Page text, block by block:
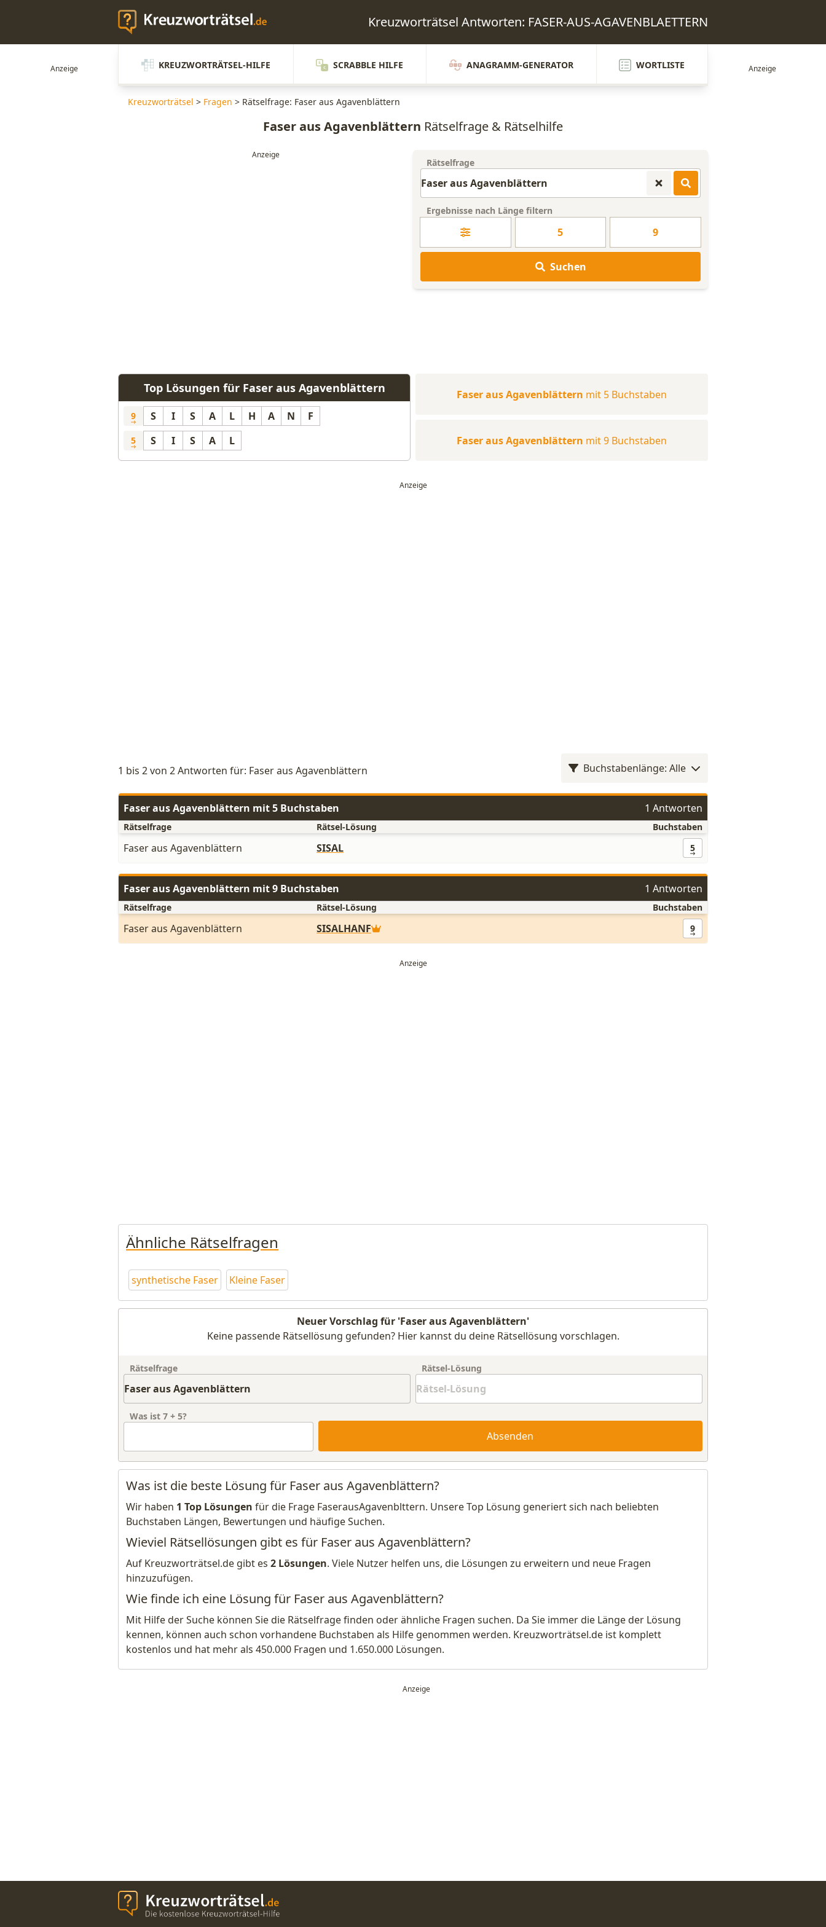
Kreuzworträtsel Antworten: FASER-AUS-AGAVENBLAETTERN
KREUZWORTRÄTSEL-HILFE SCRABBLE HILFE ANAGRAMM-GENERATOR WORTLISTE
Kreuzworträtsel > Fragen > Rätselfrage: Faser aus Agavenblättern
Faser aus Agavenblättern Rätselfrage & Rätselhilfe
Rätselfrage
Ergebnisse nach Länge filtern
5 9
Suchen
Top Lösungen für Faser aus Agavenblättern
9 S I S A L H A N F
5 S I S A L
Faser aus Agavenblättern mit 5 Buchstaben
Faser aus Agavenblättern mit 9 Buchstaben
1 bis 2 von 2 Antworten für: Faser aus Agavenblättern Buchstabenlänge: Alle
Faser aus Agavenblättern mit 5 Buchstaben 1 Antworten
Rätselfrage Rätsel-Lösung Buchstaben
Faser aus Agavenblättern SISAL 5
Faser aus Agavenblättern mit 9 Buchstaben 1 Antworten
Rätselfrage Rätsel-Lösung Buchstaben
Faser aus Agavenblättern SISALHANF 9
Ähnliche Rätselfragen
synthetische Faser Kleine Faser
Neuer Vorschlag für 'Faser aus Agavenblättern'
Keine passende Rätsellösung gefunden? Hier kannst du deine Rätsellösung vorschlagen.
Rätselfrage Rätsel-Lösung
Was ist 7 + 5?
Absenden
Was ist die beste Lösung für Faser aus Agavenblättern?
Wir haben 1 Top Lösungen für die Frage FaserausAgavenblttern. Unsere Top Lösung generiert sich nach beliebten
Buchstaben Längen, Bewertungen und häufige Suchen.
Wieviel Rätsellösungen gibt es für Faser aus Agavenblättern?
Auf Kreuzworträtsel.de gibt es 2 Lösungen. Viele Nutzer helfen uns, die Lösungen zu erweitern und neue Fragen
hinzuzufügen.
Wie finde ich eine Lösung für Faser aus Agavenblättern?
Mit Hilfe der Suche können Sie die Rätselfrage finden oder ähnliche Fragen suchen. Da Sie immer die Länge der Lösung
kennen, können auch schon vorhandene Buchstaben als Hilfe genommen werden. Kreuzworträtsel.de ist komplett
kostenlos und hat mehr als 450.000 Fragen und 1.650.000 Lösungen.